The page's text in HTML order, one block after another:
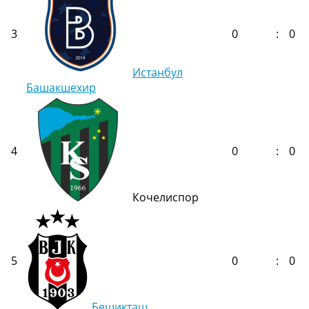
3
Истанбул
Башакшехир
0 : 0
4
Кочелиспор
0 : 0
5 0 : 0